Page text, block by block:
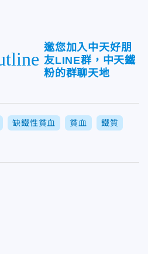
邀您加入中天好朋
友LINE群，中天鐵
粉的群聊天地
缺鐵性貧血 貧血 鐵質